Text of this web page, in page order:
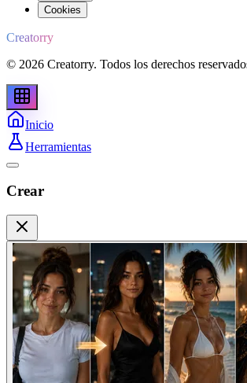
Cookies
Creatorry
© 2026 Creatorry. Todos los derechos
Inicio
Herramientas
Crear